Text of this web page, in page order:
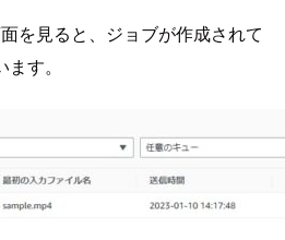
を見ると、ジョブが作成されて
す。